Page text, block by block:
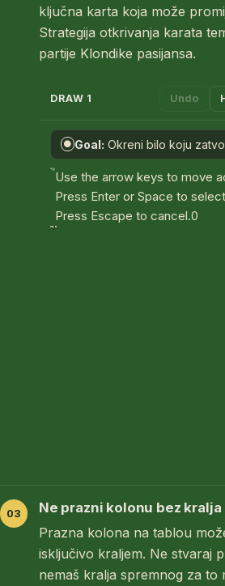
ključna karta koja može
Strategija otkrivanja karata
partije Klondike pasijansa.
DRAW 1 Undo
● Goal: Okreni bilo koju
Use the arrow keys to move
Press Enter or Space to
Press Escape to cancel.0
Ne prazni kolonu bez kralja
Prazna kolona na tablou
isključivo kraljem. Ne stvaraj
nemaš kralja spremnog za to